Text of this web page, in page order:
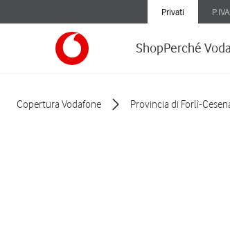
Privati
ShopPerché
Copertura Vodafone Provincia di Forlì-